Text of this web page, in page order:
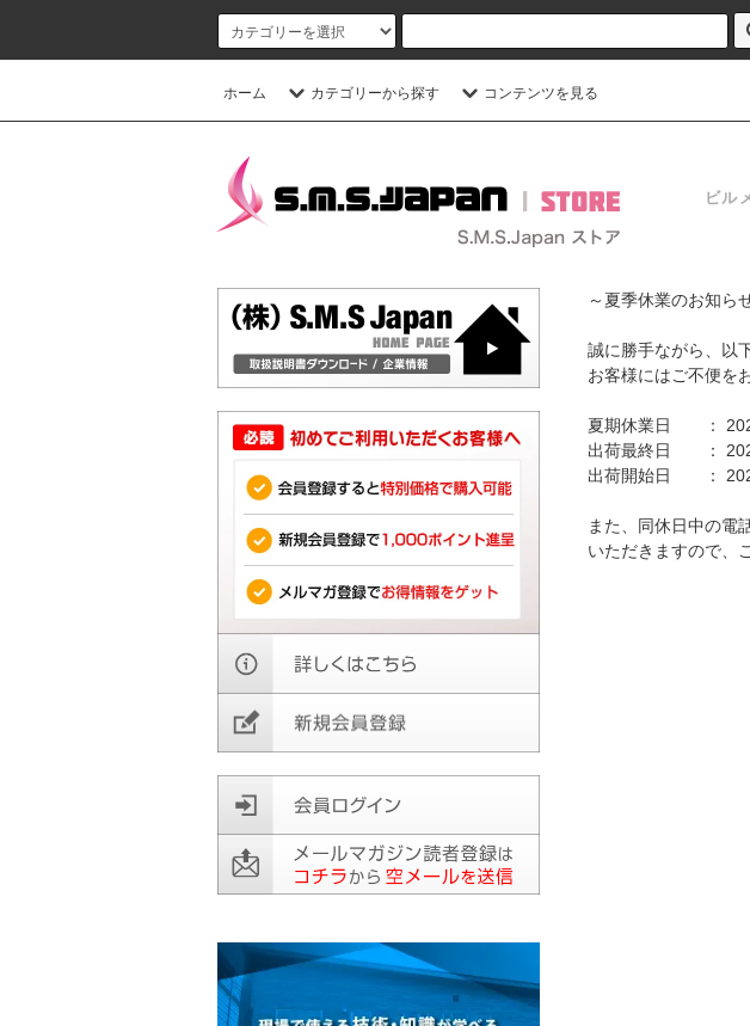
ホーム カテゴリーから探す コンテンツを見る
ビル
～夏季休業のお知ら
誠に勝手ながら、以
お客様にはご不便を
夏期休業日 ： 2026
出荷最終日 ：
出荷開始日 ：
また、同休日中の電
いただきますので、